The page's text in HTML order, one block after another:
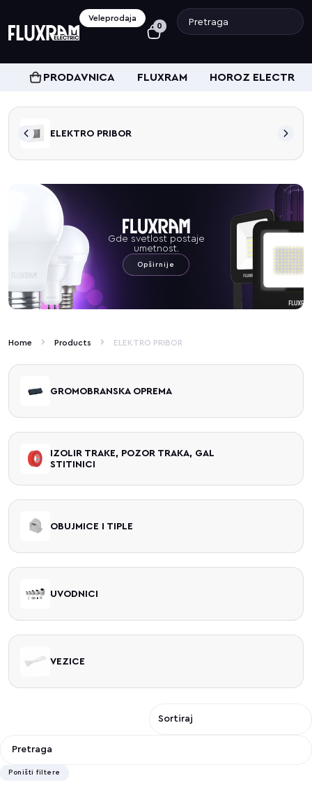
Veleprodaja
0
PRODAVNICA FLUXRAM HOROZ ELECTRIC
ELEKTRO PRIBOR
Gde svetlost postaje
umetnost.
Opširnije
Home Products ELEKTRO PRIBOR
GROMOBRANSKA OPREMA
IZOLIR TRAKE, POZOR TRAKA, GAL
STITINICI
OBUJMICE I TIPLE
UVODNICI
VEZICE
Poništi filtere